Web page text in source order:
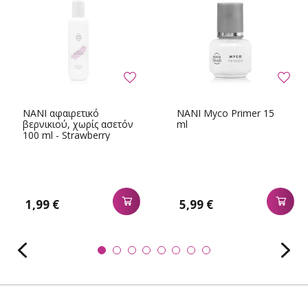
NANI αφαιρετικό
βερνικιού, χωρίς ασετόν
100 ml - Strawberry
1,99 €
NANI Myco Primer 15
ml
5,99 €